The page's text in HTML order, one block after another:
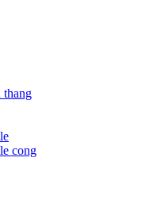
thang
cong